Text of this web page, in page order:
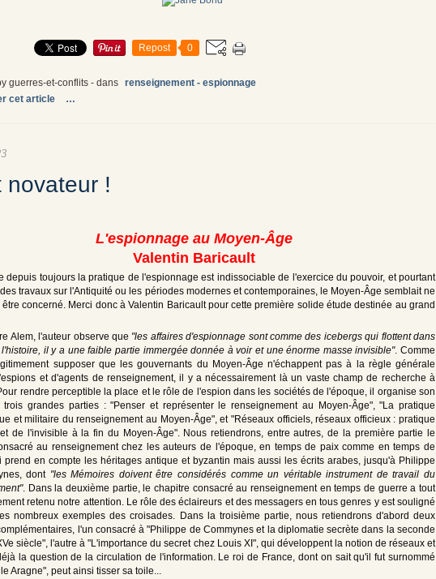
Repost 0
guerres-et-conflits - dans renseignement - espionnage
cet article
…
novateur !
L'espionnage au Moyen-Âge
Valentin Baricault
depuis toujours la pratique de l'espionnage est indissociable de l'exercice du pouvoir, et pourtant
travaux sur l'Antiquité ou les périodes modernes et contemporaines, le Moyen-Âge semblait ne
concerné. Merci donc à Valentin Baricault pour cette première solide étude destinée au grand
Alem, l'auteur observe que "les affaires d'espionnage sont comme des icebergs qui flottent dans
il y a une faible partie immergée donnée à voir et une énorme masse invisible". Comme
supposer que les gouvernants du Moyen-Âge n'échappent pas à la règle générale
et d'agents de renseignement, il y a nécessairement là un vaste champ de recherche à
rendre perceptible la place et le rôle de l'espion dans les sociétés de l'époque, il organise son
trois grandes parties : "Penser et représenter le renseignement au Moyen-Âge", "La pratique
et militaire du renseignement au Moyen-Âge", et "Réseaux officiels, réseaux officieux : pratique
de l'invisible à la fin du Moyen-Âge". Nous retiendrons, entre autres, de la première partie le
au renseignement chez les auteurs de l'époque, en temps de paix comme en temps de
prend en compte les héritages antique et byzantin mais aussi les écrits arabes, jusqu'à Philippe
dont "les Mémoires doivent être considérés comme un véritable instrument de travail du
. Dans la deuxième partie, le chapitre consacré au renseignement en temps de guerre a tout
retenu notre attention. Le rôle des éclaireurs et des messagers en tous genres y est souligné
nombreux exemples des croisades. Dans la troisième partie, nous retiendrons d'abord deux
l'un consacré à "Philippe de Commynes et la diplomatie secrète dans la seconde
siècle", l'autre à "L'importance du secret chez Louis XI", qui développent la notion de réseaux et
la question de la circulation de l'information. Le roi de France, dont on sait qu'il fut surnommé
Aragne", peut ainsi tisser sa toile...